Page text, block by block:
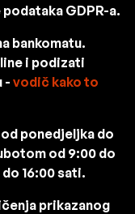
GDPR-a.
bankomatu.
i podizati
- vodič kako to
ponedjeljka do
od 9:00 do
16:00 sati.
prikazanog